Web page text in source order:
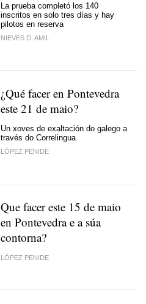
La prueba completó los 140
inscritos en solo tres días y hay
pilotos en reserva
NIEVES D. AMIL
¿Qué facer en Pontevedra
este 21 de maio?
Un xoves de exaltación do galego a
través do Correlingua
LÓPEZ PENIDE
Que facer este 15 de maio
en Pontevedra e a súa
contorna?
LÓPEZ PENIDE